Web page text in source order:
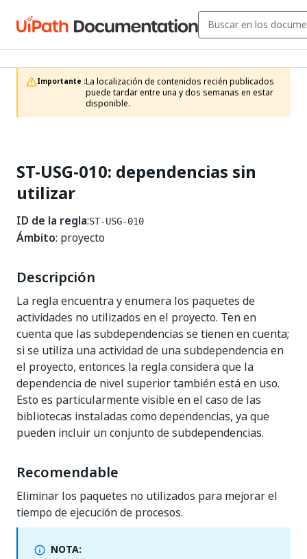
Importante :La localización de contenidos recién publicados
puede tardar entre una y dos semanas en estar
disponible.
ST-USG-010: dependencias sin
utilizar
ID de la regla:ST-USG-010
Ámbito: proyecto
Descripción
La regla encuentra y enumera los paquetes de
actividades no utilizados en el proyecto. Ten en
cuenta que las subdependencias se tienen en cuenta;
si se utiliza una actividad de una subdependencia en
el proyecto, entonces la regla considera que la
dependencia de nivel superior también está en uso.
Esto es particularmente visible en el caso de las
bibliotecas instaladas como dependencias, ya que
pueden incluir un conjunto de subdependencias.
Recomendable
Eliminar los paquetes no utilizados para mejorar el
tiempo de ejecución de procesos.
NOTA: